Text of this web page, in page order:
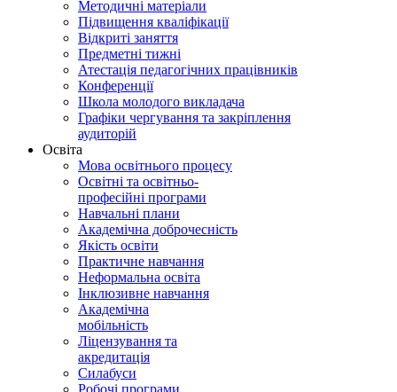
Методичні матеріали
Підвищення кваліфікації
Відкриті заняття
Предметні тижні
Атестація педагогічних працівників
Конференції
Школа молодого викладача
Графіки чергування та закріплення
аудиторій
Освіта
Мова освітнього процесу
Освітні та освітньо-
професійні програми
Навчальні плани
Академічна доброчесність
Якість освіти
Практичне навчання
Неформальна освіта
Інклюзивне навчання
Академічна
мобільність
Ліцензування та
акредитація
Силабуси
Робочі програми